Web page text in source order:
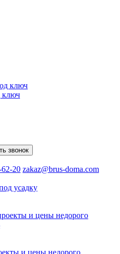
ключ
ключ
звонок
20 zakaz@brus-doma.com